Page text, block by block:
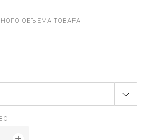
ОБЪЕМА ТОВАРА